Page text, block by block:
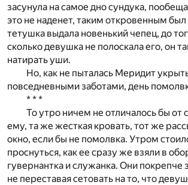
засунула на самое дно сундука,
это не наденет, таким откровенным
тетушка выдала новенький чепец, до
сколько девушка не полоскала его, он
натирать уши.
Но, как не пыталась Меридит
повседневными заботами, день
* * *
То утро ничем не отличалось бы от
ему, та же жесткая кровать, тот же
окно, если бы не помолвка. Утром
проснуться, как ее сразу же взяли в
гувернантка и служанка. Они покрепче
не переставая сетовать на то, что